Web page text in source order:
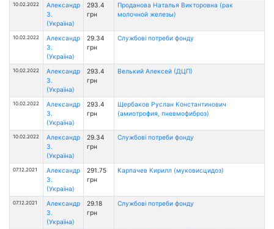
10.02.2022
Александр
З.
(Україна)
293.4
грн
Проданова Наталья Викторовна (рак
молочной железы)
10.02.2022
Александр
З.
(Україна)
29.34
грн
Службові потреби фонду
10.02.2022
Александр
З.
(Україна)
293.4
грн
Велький Алексей (ДЦП)
10.02.2022
Александр
З.
(Україна)
293.4
грн
Щербаков Руслан Константинович
(амиотрофия, пневмофиброз)
10.02.2022
Александр
З.
(Україна)
29.34
грн
Службові потреби фонду
07.12.2021
Александр
З.
(Україна)
291.75
грн
Карпачев Кирилл (муковисцидоз)
07.12.2021
Александр
З.
(Україна)
29.18
грн
Службові потреби фонду